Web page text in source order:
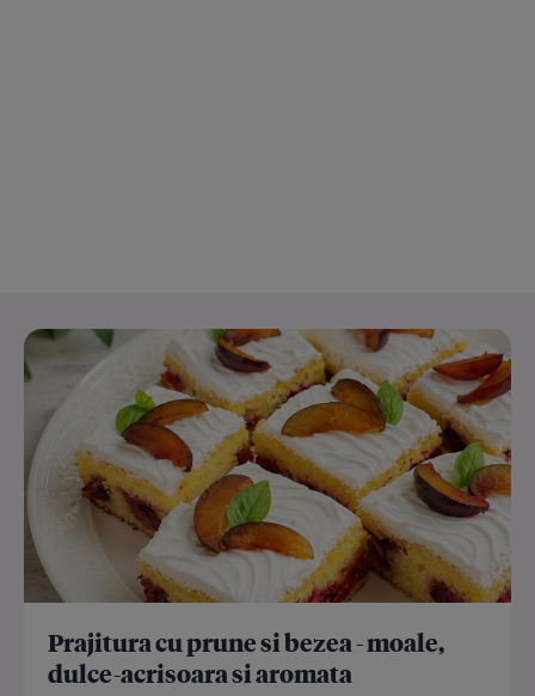
Prajitura cu prune si bezea - moale,
dulce-acrisoara si aromata